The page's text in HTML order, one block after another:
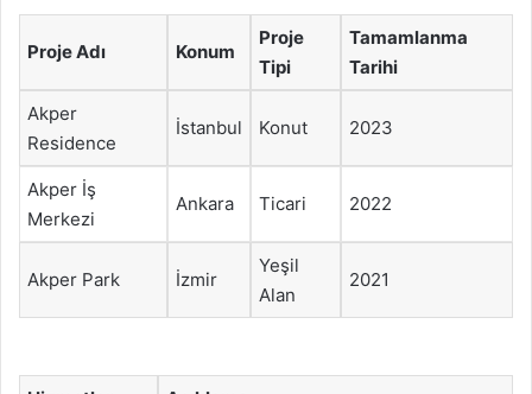
Proje Adı Konum
Proje
Tipi
Tamamlanma
Tarihi
Akper
Residence
İstanbul Konut 2023
Akper İş
Merkezi
Ankara Ticari 2022
Akper Park İzmir
Yeşil
Alan
2021